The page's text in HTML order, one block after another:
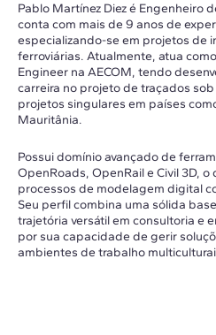
Pablo Martínez Diez é Engenheiro
conta com mais de 9 anos de
especializando-se em projetos de
ferroviárias. Atualmente, atua
Engineer na AECOM, tendo
carreira no projeto de traçados
projetos singulares em países
Mauritânia.
Possui domínio avançado de
OpenRoads, OpenRail e Civil 3D,
processos de modelagem digital
Seu perfil combina uma sólida
trajetória versátil em consultoria e
por sua capacidade de gerir
ambientes de trabalho